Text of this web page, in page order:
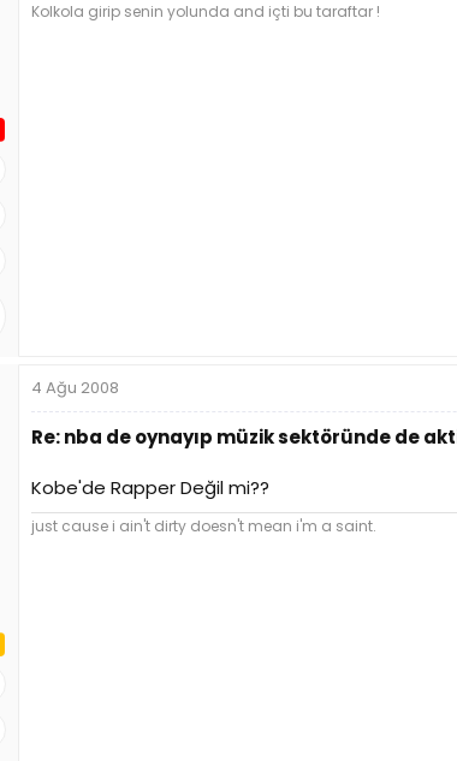
Kolkola girip senin yolunda and içti bu taraftar !
4 Ağu 2008
Re: nba de oynayıp müzik sektöründe de
Kobe'de Rapper Değil mi??
just cause i ain't dirty doesn't mean i'm a saint.